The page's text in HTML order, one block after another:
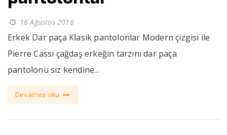
16 Ağustos 2016
Erkek Dar paça Klasik pantolonlar Modern çizgisi ile
Pierre Cassi çağdaş erkeğin tarzını dar paça
pantolonu siz kendine...
Devamını oku